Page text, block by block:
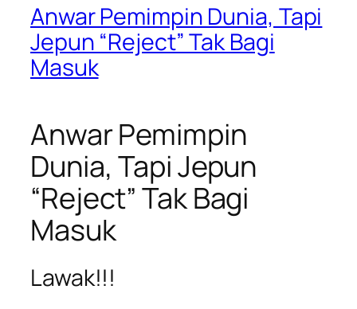
Anwar Pemimpin Dunia, Tapi
Jepun “Reject” Tak Bagi
Masuk
Anwar Pemimpin
Dunia, Tapi Jepun
“Reject” Tak Bagi
Masuk
Lawak!!!